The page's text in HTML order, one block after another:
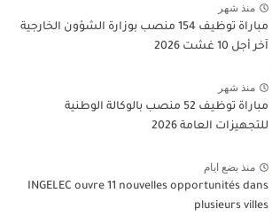
منذ شهر
مباراة توظيف 154 منصب بوزارة الشؤون الخارجية
آخر أجل 10 غشت 2026
منذ شهر
مباراة توظيف 52 منصب بالوكالة الوطنية
للتجهيزات العامة 2026
منذ بضع ايام
INGELEC ouvre 11 nouvelles opportunités dans
plusieurs villes